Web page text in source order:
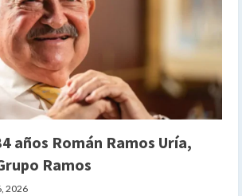
años Román Ramos Uría,
Ramos
2026